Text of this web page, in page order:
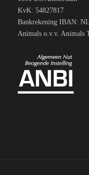
KvK: 54827817
Bankrekening IBAN:
Animals o.v.v. Animals